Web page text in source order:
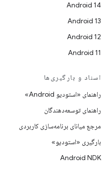
Android 14
Android 13
Android 12
Android 11
اسناد و بارگیری‌ها
راهنمای «استودیو Android»
راهنمای توسعه‌دهندگان
مرجع میانای برنامه‌سازی کاربردی
بارگیری «استودیو»
Android NDK